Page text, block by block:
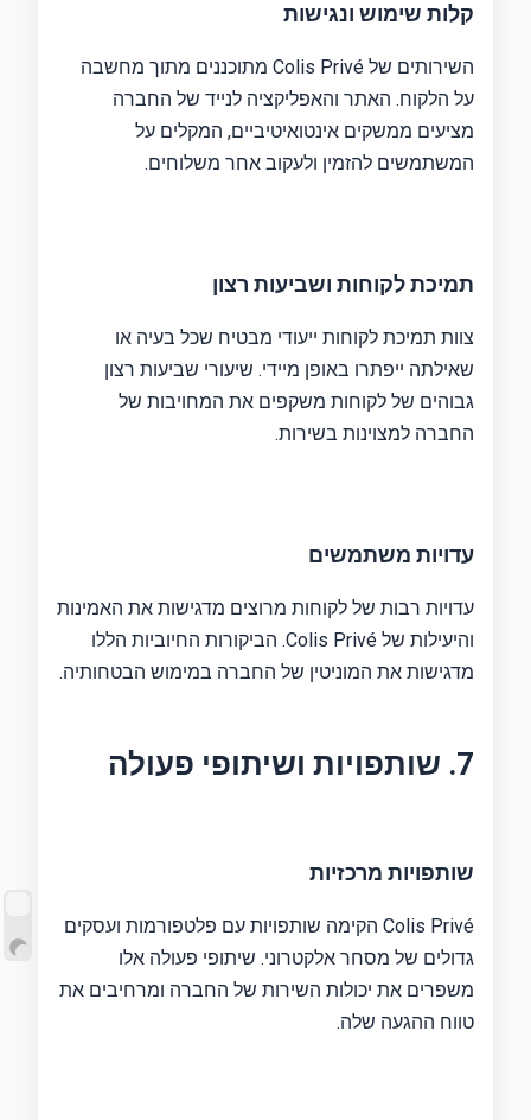
קלות שימוש ונגישות
השירותים של Colis Privé מתוכננים מתוך מחשבה
על הלקוח. האתר והאפליקציה לנייד של החברה
מציעים ממשקים אינטואיטיביים, המקלים על
המשתמשים להזמין ולעקוב אחר משלוחים.
תמיכת לקוחות ושביעות רצון
צוות תמיכת לקוחות ייעודי מבטיח שכל בעיה או
שאילתה ייפתרו באופן מיידי. שיעורי שביעות רצון
גבוהים של לקוחות משקפים את המחויבות של
החברה למצוינות בשירות.
עדויות משתמשים
עדויות רבות של לקוחות מרוצים מדגישות את האמינות
והיעילות של Colis Privé. הביקורות החיוביות הללו
מדגישות את המוניטין של החברה במימוש הבטחותיה.
7. שותפויות ושיתופי פעולה
שותפויות מרכזיות
Colis Privé הקימה שותפויות עם פלטפורמות ועסקים
גדולים של מסחר אלקטרוני. שיתופי פעולה אלו
משפרים את יכולות השירות של החברה ומרחיבים את
טווח ההגעה שלה.